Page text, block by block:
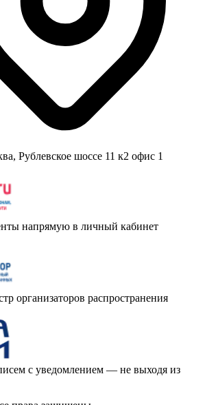
Рублевское шоссе 11 к2 офис 1
напрямую в личный кабинет
организаторов распространения
с уведомлением — не выходя из